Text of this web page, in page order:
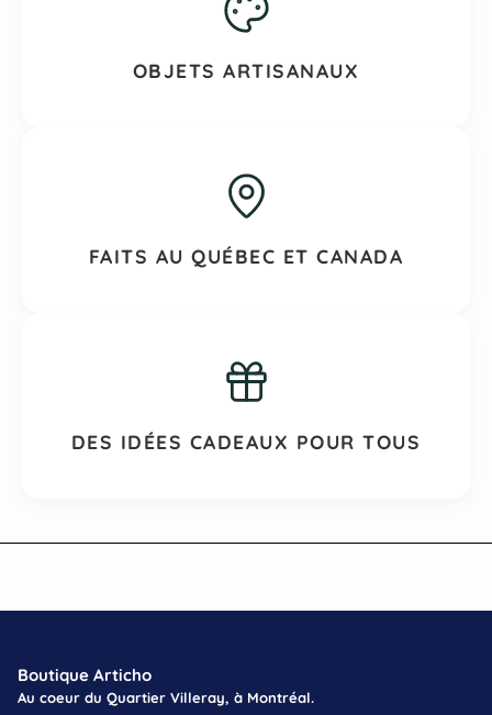
OBJETS ARTISANAUX
FAITS AU QUÉBEC ET CANADA
DES IDÉES CADEAUX POUR TOUS
Boutique Articho
Au coeur du Quartier Villeray, à Montréal.